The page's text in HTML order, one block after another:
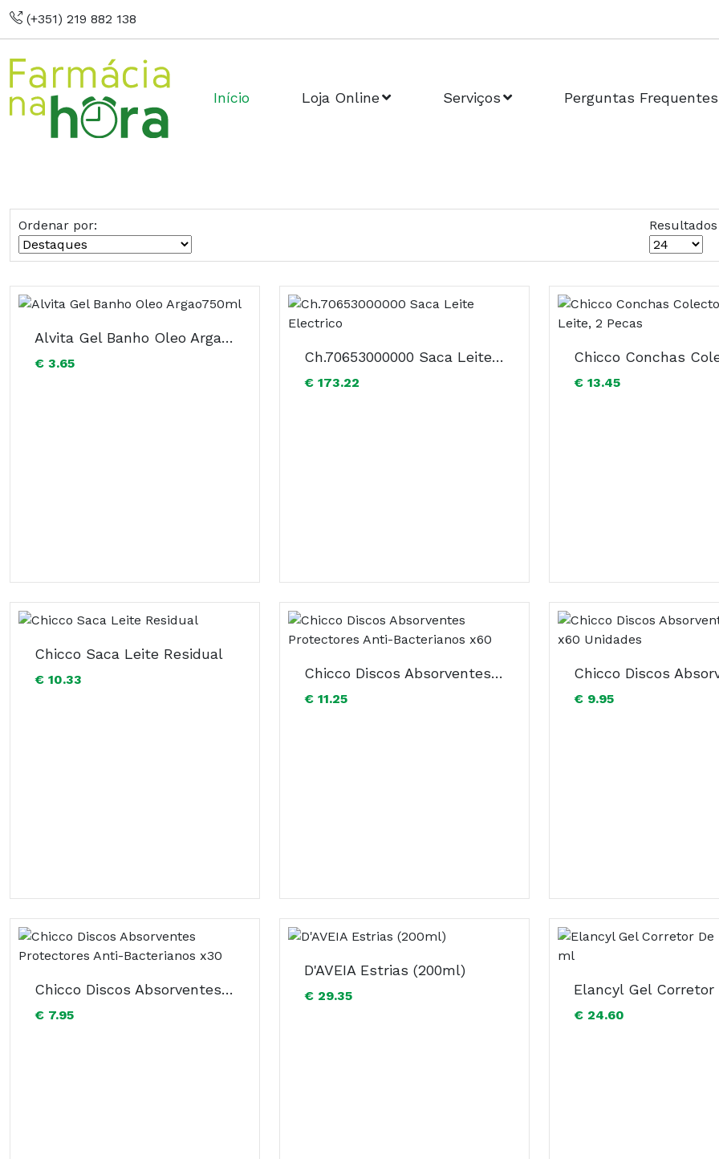
(+351) 219 882 138
Início Loja Online Serviços Perguntas Frequentes
Ordenar por:
Alvita Gel Banho Oleo Argao750ml
€ 3.65 Ch.70653000000 Saca Leite Electrico
€ 173.22 € 13.45
Chicco Saca Leite Residual
€ 10.33 Chicco Discos Absorventes Protectores Anti-Bacterianos x60
€ 11.25 € 9.95
Chicco Discos Absorventes Protectores Anti-Bacterianos x30
€ 7.95
D'AVEIA Estrias (200ml)
€ 29.35
€ 24.60